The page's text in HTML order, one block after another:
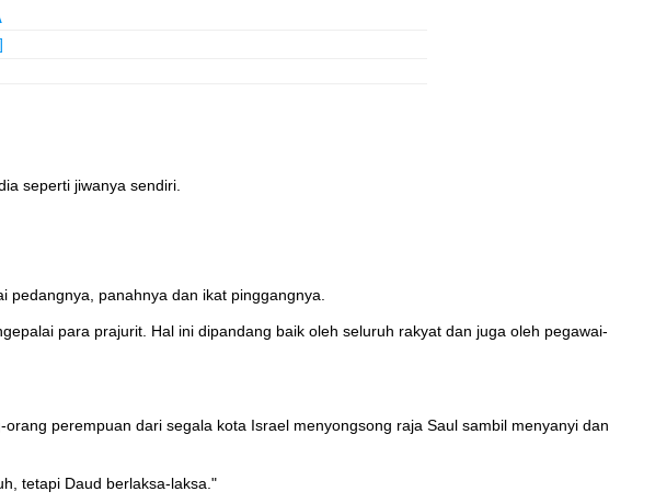
seperti jiwanya sendiri.
panahnya dan ikat pinggangnya.
para prajurit. Hal ini dipandang baik oleh seluruh rakyat dan juga oleh pegawai-
perempuan dari segala kota Israel menyongsong raja Saul sambil menyanyi dan
tetapi Daud berlaksa-laksa."